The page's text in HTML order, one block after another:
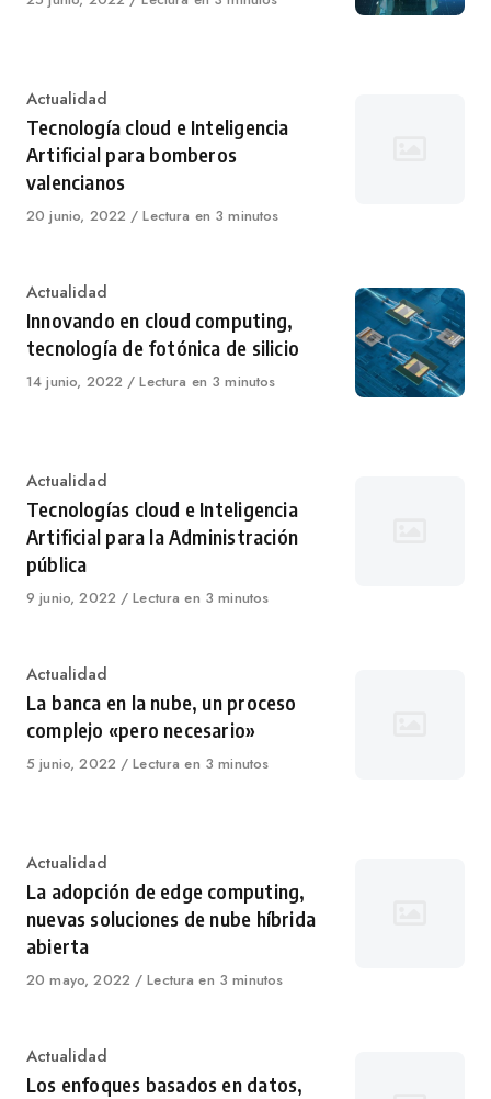
Category
Actualidad
Tecnología cloud e Inteligencia
Artificial para bomberos
valencianos
Published
20 junio, 2022 Lectura en 3 minutos
Category
Actualidad
Innovando en cloud computing,
tecnología de fotónica de silicio
Published
14 junio, 2022 Lectura en 3 minutos
Category
Actualidad
Tecnologías cloud e Inteligencia
Artificial para la Administración
pública
Published
9 junio, 2022 Lectura en 3 minutos
Category
Actualidad
La banca en la nube, un proceso
complejo «pero necesario»
Published
5 junio, 2022 Lectura en 3 minutos
Category
Actualidad
La adopción de edge computing,
nuevas soluciones de nube híbrida
abierta
Published
20 mayo, 2022 Lectura en 3 minutos
Category
Actualidad
Los enfoques basados en datos,